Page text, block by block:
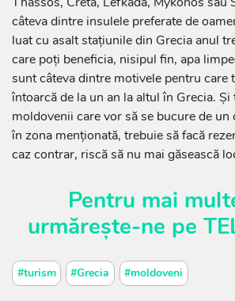
câteva dintre insulele preferate de
luat cu asalt stațiunile din Grecia anul
care poți beneficia, nisipul fin, apa
sunt câteva dintre motivele pentru care
întoarcă de la un an la altul în Grecia. Și
moldovenii care vor să se bucure de
în zona menționată, trebuie să facă
caz contrar, riscă să nu mai găsească
Pentru mai
urmărește-ne pe
#turism #Grecia #moldoveni